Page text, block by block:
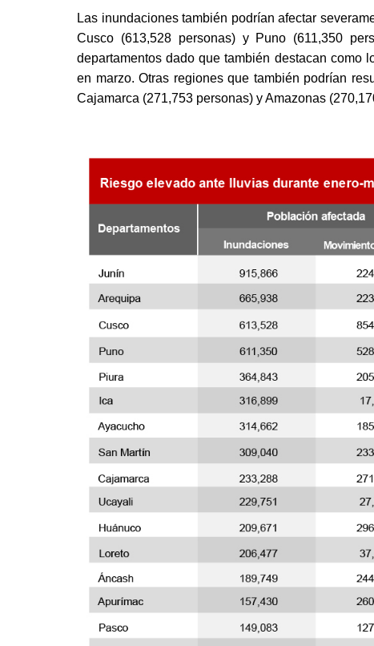
Las inundaciones también podrían afectar
Cusco (613,528 personas) y Puno (611,350
departamentos dado que también destacan como
en marzo. Otras regiones que también podrían
Cajamarca (271,753 personas) y Amazonas